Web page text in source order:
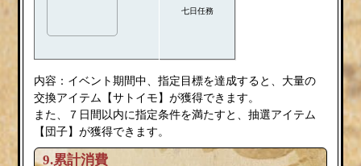
七日任務
内容：イベント期間中、指定目標を達成すると、大量の
交換アイテム【サトイモ】が獲得できます。
また、７日間以内に指定条件を満たすと、抽選アイテム
【団子】が獲得できます。
9.累計消費